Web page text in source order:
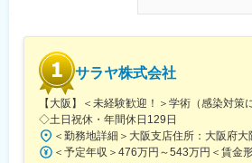
■やりがいは地域貢献：
地元に根づいた薬局を運営しているた
利用をいただいている環境です。患者
通じ、「ありがとう」の言葉をもらえ
域から多くの「ありがとう」を一緒に
■ライフステージの変化があっても安
サラヤ株式会社
【大阪】＜未経験歓迎！＞学術（感染対策
◇土日祝休・年間休日129日